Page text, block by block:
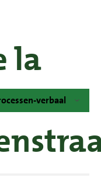
la
verbaal